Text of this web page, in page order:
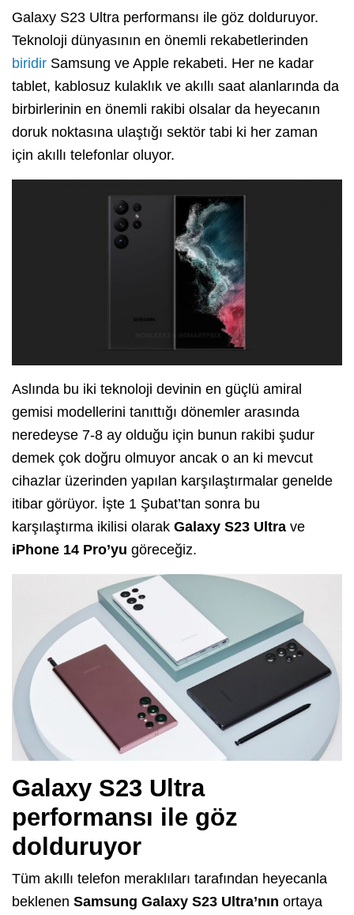
Galaxy S23 Ultra performansı ile göz dolduruyor.
Teknoloji dünyasının en önemli rekabetlerinden
biridir Samsung ve Apple rekabeti. Her ne kadar
tablet, kablosuz kulaklık ve akıllı saat alanlarında da
birbirlerinin en önemli rakibi olsalar da heyecanın
doruk noktasına ulaştığı sektör tabi ki her zaman
için akıllı telefonlar oluyor.
Aslında bu iki teknoloji devinin en güçlü amiral
gemisi modellerini tanıttığı dönemler arasında
neredeyse 7-8 ay olduğu için bunun rakibi şudur
demek çok doğru olmuyor ancak o an ki mevcut
cihazlar üzerinden yapılan karşılaştırmalar genelde
itibar görüyor. İşte 1 Şubat’tan sonra bu
karşılaştırma ikilisi olarak Galaxy S23 Ultra ve
iPhone 14 Pro’yu göreceğiz.
Galaxy S23 Ultra
performansı ile göz
dolduruyor
Tüm akıllı telefon meraklıları tarafından heyecanla
beklenen Samsung Galaxy S23 Ultra’nın ortaya